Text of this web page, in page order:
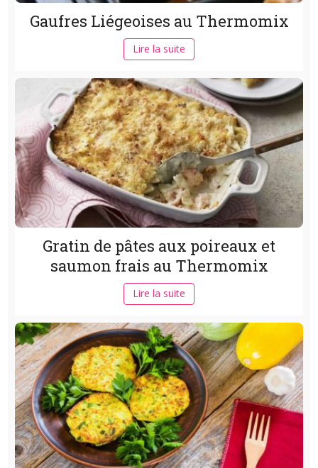
Gaufres Liégeoises au Thermomix
Lire la suite
Gratin de pâtes aux poireaux et
saumon frais au Thermomix
Lire la suite